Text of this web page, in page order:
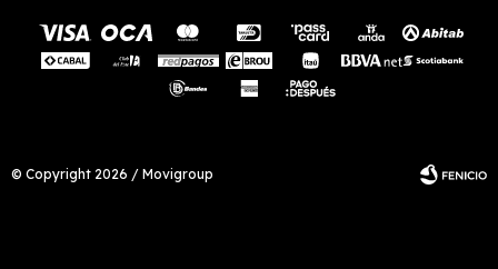
© Copyright 2026 / Movigroup